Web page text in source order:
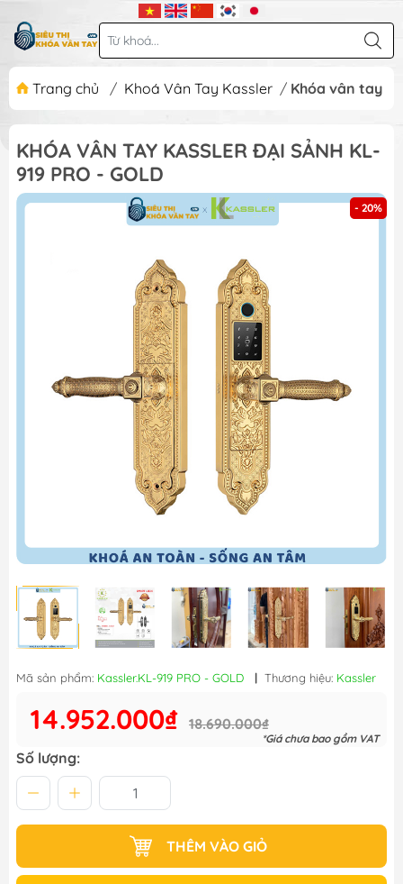
Trang chủ / Khoá Vân Tay Kassler / Khóa vân tay
KHÓA VÂN TAY KASSLER ĐẠI SẢNH KL-
919 PRO - GOLD
- 20%
Mã sản phẩm: Kassler.KL-919 PRO - GOLD | Thương hiệu: Kassler
14.952.000₫ 18.690.000₫
*Giá chưa bao gồm VAT
Số lượng:
THÊM VÀO GIỎ